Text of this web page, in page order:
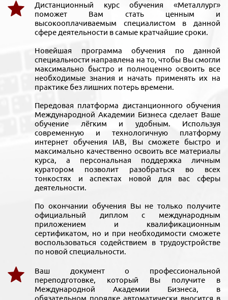
Дистанционный курс обучения «Металлург»
поможет Вам стать ценным и
высокооплачиваемым специалистом в данной
сфере деятельности в самые кратчайшие сроки.
Новейшая программа обучения по данной
специальности направлена на то, чтобы Вы смогли
максимально быстро и полноценно освоить все
необходимые знания и начать применять их на
практике без лишних потерь времени.
Передовая платформа дистанционного обучения
Международной Академии Бизнеса сделает Ваше
обучение лёгким и удобным. Используя
современную и технологичную платформу
интернет обучения IAB, Вы сможете быстро и
максимально качественно освоить все материалы
курса, а персональная поддержка личным
куратором позволит разобраться во всех
тонкостях и аспектах новой для вас сферы
деятельности.
По окончании обучения Вы не только получите
официальный диплом с международным
приложением и квалификационным
сертификатом, но и при необходимости сможете
воспользоваться содействием в трудоустройстве
по новой специальности.
Ваш документ о профессиональной
переподготовке, который Вы получите в
Международной Академии Бизнеса, в